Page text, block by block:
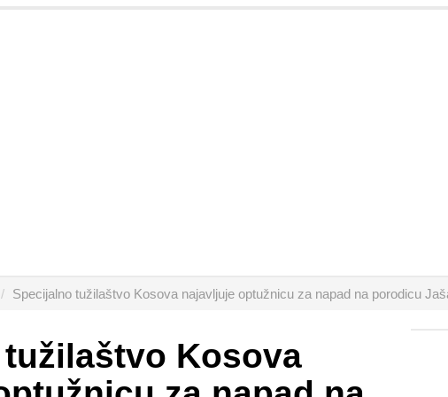
Specijalno tužilaštvo Kosova najavljuje optužnicu za napad na porodicu
Kosova